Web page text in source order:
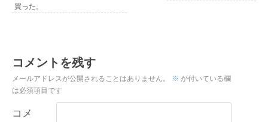
買った。
コメントを残す
メールアドレスが公開されることはありません。 ※ が付いている欄
は必須項目です
コメ